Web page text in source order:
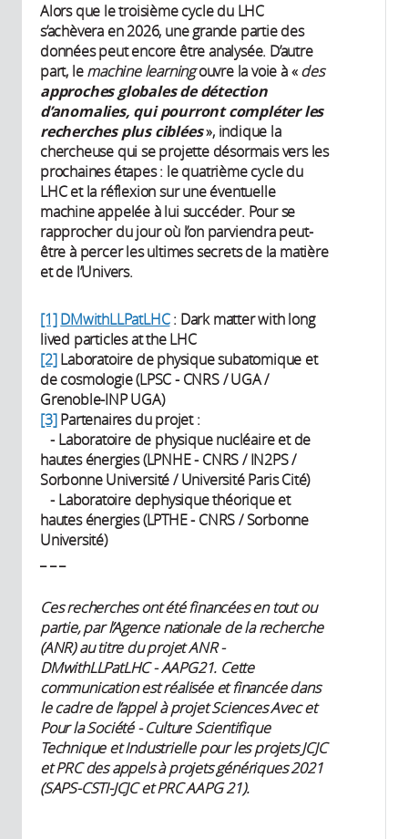
Alors que le troisième cycle du LHC
s’achèvera en 2026, une grande partie des
données peut encore être analysée. D’autre
part, lemachine learningouvre la voie à «des
approches globales de détection
d’anomalies, qui pourront compléter les
recherches plus ciblées», indique la
chercheuse qui se projette désormais vers les
prochaines étapes : le quatrième cycle du
LHC et la réflexion sur une éventuelle
machine appelée à lui succéder. Pour se
rapprocher du jour où l’on parviendra peut-
être à percer les ultimes secrets de la matière
et de l’Univers.
[1] DMwithLLPatLHC: Dark matter with long
lived particles at the LHC
[2]Laboratoire de physique subatomique et
de cosmologie (LPSC - CNRS / UGA /
Grenoble-INP UGA)
[3]Partenaires du projet :
- Laboratoire de physique nucléaire et de
hautes énergies (LPNHE - CNRS / IN2PS /
Sorbonne Université / Université Paris Cité)
- Laboratoire dephysique théorique et
hautes énergies (LPTHE - CNRS / Sorbonne
Université)
Ces recherches ont été financées en tout ou
partie, par l’Agence nationale de la recherche
(ANR) au titre du projet ANR -
DMwithLLPatLHC - AAPG21. Cette
communication est réalisée et financée dans
le cadre de l’appel à projet Sciences Avec et
Pour la Société - Culture Scientifique
Technique et Industrielle pour les projets JCJC
et PRC des appels à projets génériques 2021
(SAPS-CSTI-JCJC et PRC AAPG 21).